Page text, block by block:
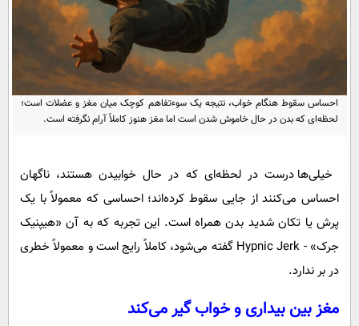
اخبار کریپتو
سرگرمی
مجله تصویری سلاح
فیلم
ورزش
سیاست
سرگرمی
گوناگون
محیط زیست
فرهنگی
خواندنی ها و دیدنی ها
داستان کوتاه
پیامک
آشپزی
آموزش زبان
احساس سقوط هنگام خواب، نتیجه یک سوءتفاهم کوچک میان مغز و عضلات است؛
لحظه‌ای که بدن در حال خاموش شدن است اما مغز هنوز کاملاً آرام نگرفته است.
خیلی‌ها درست در لحظه‌ای که در حال خوابیدن هستند، ناگهان
احساس می‌کنند از جایی سقوط کرده‌اند؛ احساسی که معمولاً با یک
پرش یا تکان شدید بدن همراه است. این تجربه که به آن «هیپنیک
جرک» - Hypnic Jerk گفته می‌شود، کاملاً رایج است و معمولاً خطری
در بر ندارد.
مغز بین بیداری و خواب گیر می‌کند